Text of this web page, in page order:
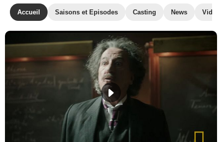
Accueil Saisons et Episodes Casting News